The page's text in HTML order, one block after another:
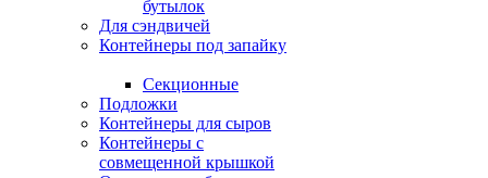
бутылок
Для сэндвичей
Контейнеры под запайку
Секционные
Подложки
Контейнеры для сыров
Контейнеры с
совмещенной крышкой